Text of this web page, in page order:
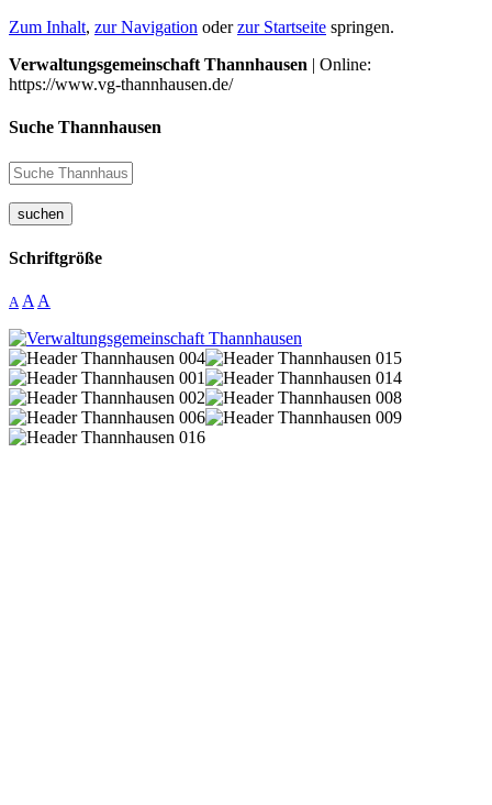
Zum Inhalt, zur Navigation oderzur Startseite springen.
Verwaltungsgemeinschaft Thannhausen | Online:
https://www.vg-thannhausen.de/
Suche Thannhausen
suchen
Schriftgröße
A A A